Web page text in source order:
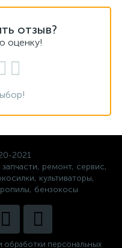
отзыв?
оценку!
2021
ремонт, сервис,
культиваторы,
бензокосы
персональных